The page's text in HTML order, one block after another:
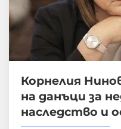
Корнелия
на данъци за
наследство и